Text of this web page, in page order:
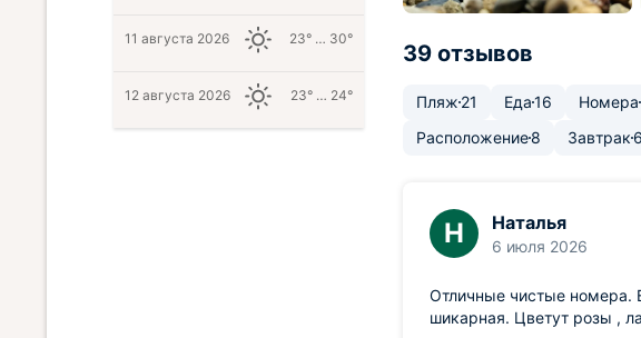
39 отзывов
Пляж 21 Еда16 Номера
Расположение8 Завтрак 6
Н Наталья
6 июля 2026
Отличные чистые номера.
шикарная. Цветут розы ,
11 августа 2026 23° … 30°
12 августа 2026 23° … 24°